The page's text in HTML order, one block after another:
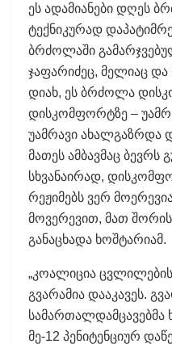
ეს ადამიანები დღეს
ტექნიკურად
ბრძოლაში
ჯაფარიძეც, მელიაც
დიახ, ეს ბრძოლა
დისკომფორტზე –
უამრავი ახალგაზრდა
მათეს ამბავმაც
სხვანაირად,
რეჟიმებს ვერ
მოვერევით, მათ შორის
განაცხადა ხოშტარიამ.
„კოალიცია
გვარამია დააკავეს.
მე-12 პენიტენციურ